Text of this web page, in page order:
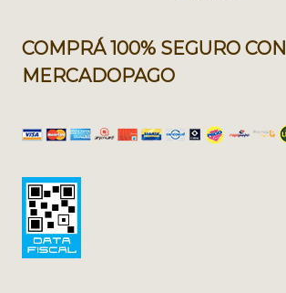
COMPRÁ 100% SEGURO CON
MERCADOPAGO